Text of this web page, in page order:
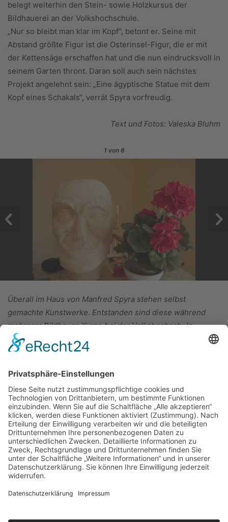
belegt weiterhin den Stein- sowie Holzkursus der
Bildhauerei an der Volkshochschule.
„Nur so bleibt man klar im Kopf“, betont er. Seine mit
Abstand größte Figur ist die Osterinsel-Figur, die er mit
der Kettensäge erschaffen hat und die nun eindrucksvoll in
seinem Garten thront. Daran soll auch sein nächstes
Projekt angelehnt sein: „Eine ägyptische Statue mit dem
Kopf eines Schakals“, verrät Spyra vorfreudig.
Text und Fotos: Valeska Bluhm
1 von 6
Überall im Haus von Manfred Spyra stehen selbst
gemachte Kunstwerke. Entstanden sind diese während
mehrerer Bildhauer-Kurse bei derVolkshochschule.
ÜBER UNS
KIEL LOKAL
Carsten Frahm Verlag, Inhaber Carsten Frahm
24113 Kiel